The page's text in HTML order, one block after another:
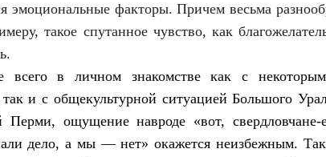
эмоциональные факторы. Причем весьма
такое спутанное чувство, как
всего в личном знакомстве как с
так и с общекультурной ситуацией Большого
Перми, ощущение навроде «вот, свердловчане-
дело, а мы — нет» окажется неизбежным.